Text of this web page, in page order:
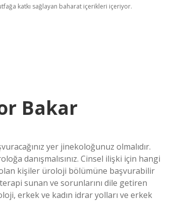
katkı sağlayan baharat içerikleri içeriyor.
Bakar
yer jinekoloğunuz olmalıdır.
danışmalısınız. Cinsel ilişki için hangi
kişiler üroloji bölümüne başvurabilir
sunan ve sorunlarını dile getiren
erkek ve kadın idrar yolları ve erkek